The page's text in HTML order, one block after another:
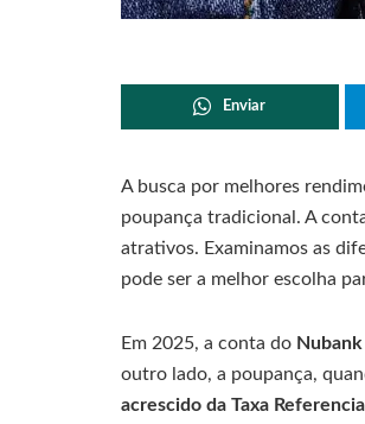
Enviar
A busca por melhores
poupança tradicional. A
atrativos. Examinamos as
pode ser a melhor escolha
Em 2025, a conta do Nubank
outro lado, a poupança,
acrescido da Taxa Referencial